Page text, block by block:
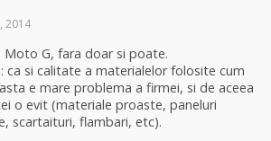
2014
Moto G, fara doar si poate.
ca si calitate a materialelor folosite cum
e mare problema a firmei, si de aceea
o evit (materiale proaste, paneluri
scartaituri, flambari, etc).